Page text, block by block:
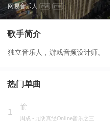
网易音乐人 作词 作曲
歌手简介
独立音乐人，游戏音频设计师。
热门单曲
1
愉
周成- 九阴真经Online音乐之三